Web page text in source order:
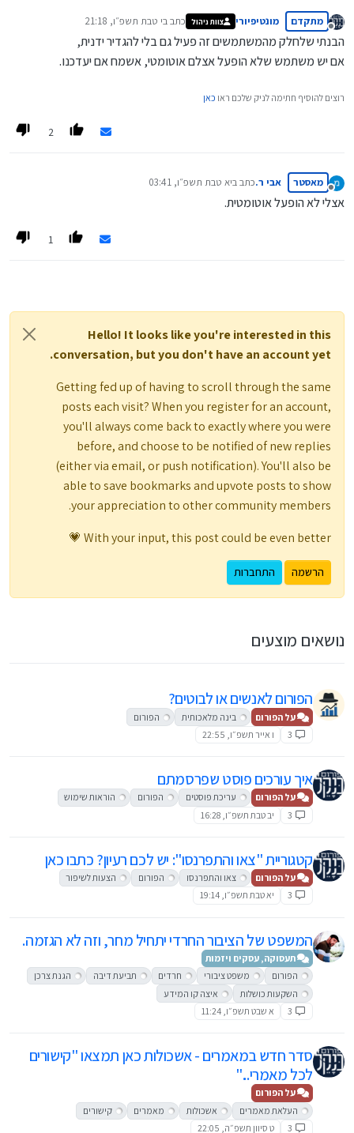
מנותק
מתקדם מונטיפיורי צוות ניהול כתב בי טבת תשפ״ו, 21:18
נערך לאחרונה על ידי
הבנתי שלחלק מהמשתמשים זה פעיל גם בלי להגדיר ידנית,
אם יש משתמש שלא הופעל אצלם אוטומטי, אשמח אם יעדכנו.
רוצים להוסיף חתימה לניק שלכם ראו כאן
2
מנותק
מאסטר אבי ר.כתב ביא טבת תשפ״ו, 03:41
נערך לאחרונה על ידי
אצלי לא הופעל אוטומטית.
1
Hello! It looks like you're interested in this
conversation, but you don't have an account yet.
Getting fed up of having to scroll through the same
posts each visit? When you register for an account,
you'll always come back to exactly where you were
before, and choose to be notified of new replies
(either via email, or push notification). You'll also be
able to save bookmarks and upvote posts to show
your appreciation to other community members.
With your input, this post could be even better 💗
הרשמה התחברות
נושאים מוצעים
הפורום לאנשים או לבוטים?
על הפורום בינה מלאכותית
הפורום
3
ו אייר תשפ״ו, 22:55
איך עורכים פוסט שפרסמתם
על הפורום עריכת פוסטים הפורום
הוראות שימוש
3
יב טבת תשפ״ו, 16:28
קטגוריית "צאו והתפרנסו": יש לכם רעיון? כתבו כאן
על הפורום צאו והתפרנסו הפורום
הצעות לשיפור
3
יא טבת תשפ״ו, 19:14
המשפט של הציבור החרדי יתחיל מחר, וזה לא הגזמה.
תעסוקה, עסקים ויזמות
הפורום
משפט ציבורי חרדים תביעת דיבה
הגנת צרכן
השקעות כושלות
איצה קו המידע
3
א שבט תשפ״ו, 11:24
סדר חדש במאמרים - אשכולות כאן תמצאו "קישורים
לכל מאמרי..."
על הפורום
העלאת מאמרים
אשכולות מאמרים
קישורים
3
ט סיוון תשפ״ה, 22:05